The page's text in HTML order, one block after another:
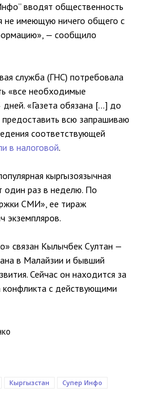
вводят общественность
не имеющую ничего общего с
— сообщило
служба (ГНС) потребовала
«все необходимые
«Газета обязана […] до
всю запрашиваю
соответствующей
в налоговой.
кыргызоязычная
один раз в неделю. По
СМИ», ее тираж
экземпляров.
связан Кылычбек Султан —
в Малайзии и бывший
Сейчас он находится за
с действующими
Кыргызстан
Супер Инфо